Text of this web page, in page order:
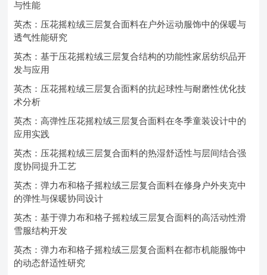
与性能
英杰：压花摇粒绒三层复合面料在户外运动服饰中的保暖与
透气性能研究
英杰：基于压花摇粒绒三层复合结构的功能性家居纺织品开
发与应用
英杰：压花摇粒绒三层复合面料的抗起球性与耐磨性优化技
术分析
英杰：高弹性压花摇粒绒三层复合面料在冬季童装设计中的
应用实践
英杰：压花摇粒绒三层复合面料的热湿舒适性与层间结合强
度协同提升工艺
英杰：弹力布和格子摇粒绒三层复合面料在修身户外夹克中
的弹性与保暖协同设计
英杰：基于弹力布和格子摇粒绒三层复合面料的高活动性滑
雪服结构开发
英杰：弹力布和格子摇粒绒三层复合面料在都市机能服饰中
的动态舒适性研究